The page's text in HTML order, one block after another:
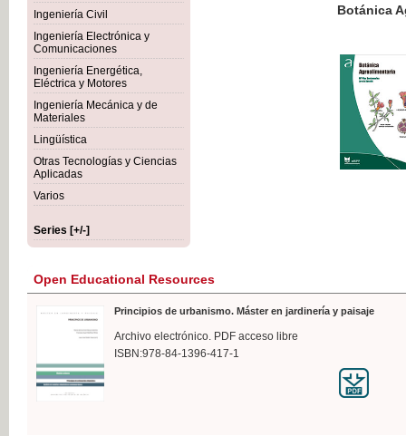
Ingeniería Civil
Ingeniería Electrónica y
Comunicaciones
Ingeniería Energética,
Eléctrica y Motores
Ingeniería Mecánica y de
Materiales
Lingüística
Otras Tecnologías y Ciencias
Aplicadas
Varios
Series [+/-]
Botánica Agroalimentaria
VAT
Open Educational Resources
Principios de urbanismo. Máster en jardinería y paisaje
Archivo electrónico. PDF acceso libre
ISBN:978-84-1396-417-1